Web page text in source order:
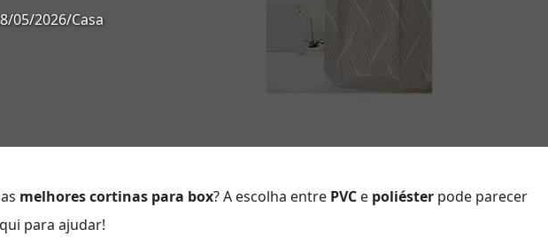
05/2026/Casa
melhores cortinas para box? A escolha entre PVC e poliéster pode parecer
para ajudar!